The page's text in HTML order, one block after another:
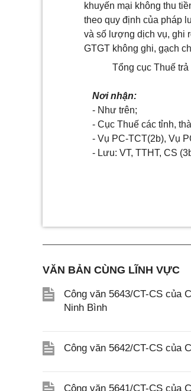
khuyến mại không thu
theo quy định của pháp
và số lượng dịch vụ, ghi
GTGT không ghi, gạch
Tổng cục Thuế
Nơi nhận:
- Như trên;
- Cục Thuế các tỉnh,
- Vụ PC-TCT(2b), Vụ
- Lưu: VT, TTHT, CS
VĂN BẢN CÙNG LĨNH VỰC
Công văn 5643/CT-CS của
Ninh Bình
Công văn 5642/CT-CS của
Công văn 5641/CT-CS của